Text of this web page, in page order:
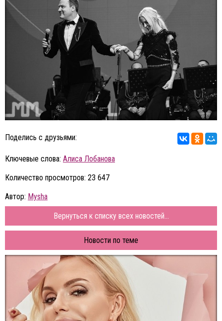
Поделись с друзьями:
Ключевые слова: Алиса Лобанова
Количество просмотров: 23 647
Автор: Mysha
Вернуться к списку всех новостей...
Новости по теме